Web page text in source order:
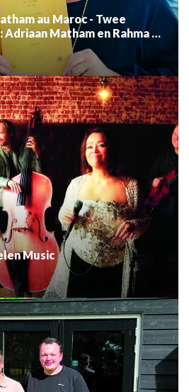
au Maroc - Twee
Matham en Rahma el
Music